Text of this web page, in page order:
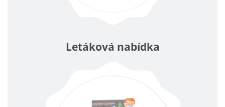
Letáková nabídka